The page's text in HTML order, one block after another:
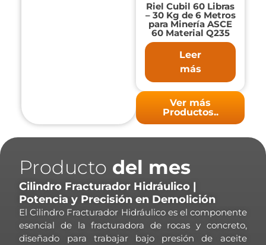
Riel Cubil 60 Libras
– 30 Kg de 6 Metros
para Minería ASCE
60 Material Q235
Leer
más
Ver más
Productos..
Producto del mes
Cilindro Fracturador Hidráulico |
Potencia y Precisión en Demolición
El Cilindro Fracturador Hidráulico es el componente
esencial de la fracturadora de rocas y concreto,
diseñado para trabajar bajo presión de aceite